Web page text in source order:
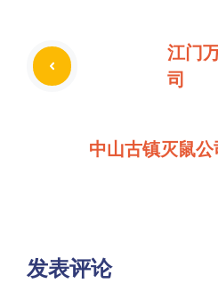
江门
司
中山古镇灭鼠公
发表评论